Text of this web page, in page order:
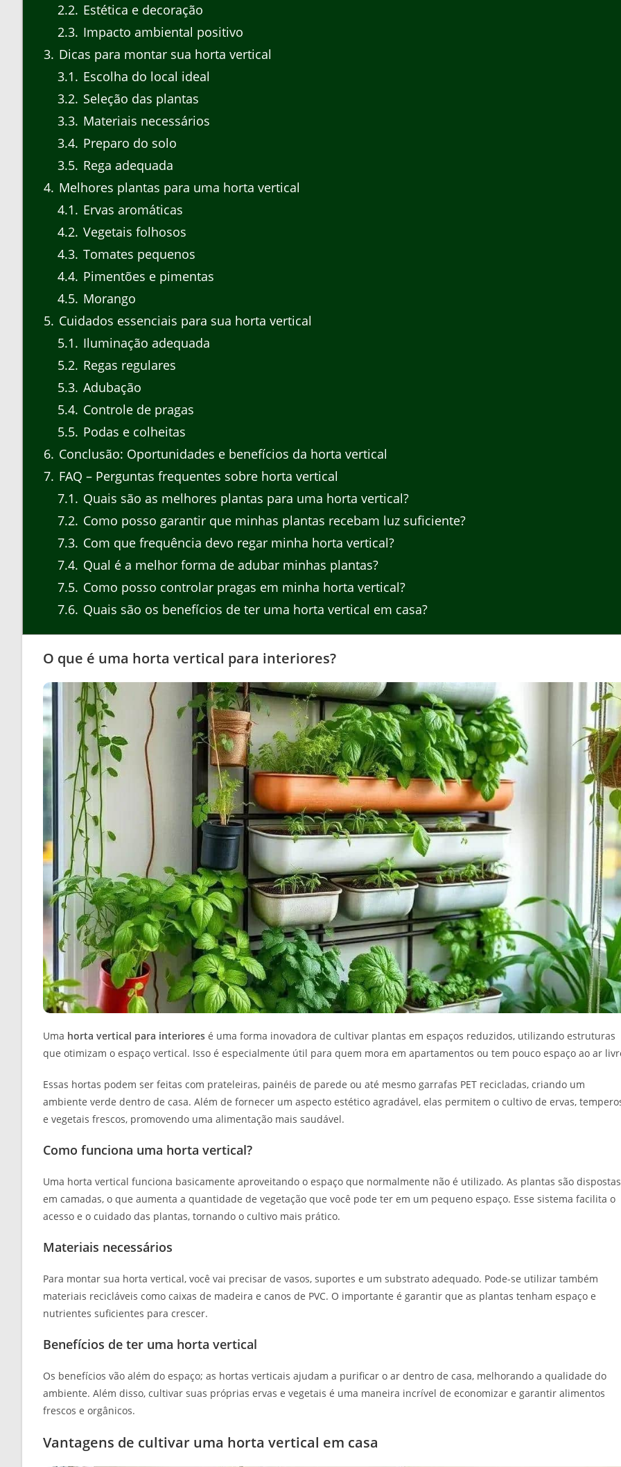
2.2 Estética e decoração
2.3 Impacto ambiental positivo
3 Dicas para montar sua horta vertical
3.1
Escolha do local ideal
3.2 Seleção das plantas
3.3 Materiais necessários
3.4 Preparo do solo
3.5 Rega adequada
4 Melhores plantas para uma horta vertical
4.1
Ervas aromáticas
4.2 Vegetais folhosos
4.3 Tomates pequenos
4.4 Pimentões e pimentas
4.5 Morango
5 Cuidados essenciais para sua horta vertical
5.1
Iluminação adequada
5.2 Regas regulares
5.3 Adubação
5.4 Controle de pragas
5.5 Podas e colheitas
6 Conclusão: Oportunidades e benefícios da horta vertical
7 FAQ – Perguntas frequentes sobre horta vertical
7.1
Quais são as melhores plantas para uma horta vertical?
7.2 Como posso garantir que minhas plantas recebam luz suficiente?
7.3 Com que frequência devo regar minha horta vertical?
7.4 Qual é a melhor forma de adubar minhas plantas?
7.5 Como posso controlar pragas em minha horta vertical?
7.6 Quais são os benefícios de ter uma horta vertical em casa?
O que é uma horta vertical para interiores?
Uma horta vertical para interiores é uma forma inovadora de cultivar plantas em espaços reduzidos, utilizando estruturas
que otimizam o espaço vertical. Isso é especialmente útil para quem mora em apartamentos ou tem pouco espaço ao ar
Essas hortas podem ser feitas com prateleiras, painéis de parede ou até mesmo garrafas PET recicladas, criando um
ambiente verde dentro de casa. Além de fornecer um aspecto estético agradável, elas permitem o cultivo de ervas,
e vegetais frescos, promovendo uma alimentação mais saudável.
Como funciona uma horta vertical?
Uma horta vertical funciona basicamente aproveitando o espaço que normalmente não é utilizado. As plantas são dispostas
em camadas, o que aumenta a quantidade de vegetação que você pode ter em um pequeno espaço. Esse sistema facilita o
acesso e o cuidado das plantas, tornando o cultivo mais prático.
Materiais necessários
Para montar sua horta vertical, você vai precisar de vasos, suportes e um substrato adequado. Pode-se utilizar também
materiais recicláveis como caixas de madeira e canos de PVC. O importante é garantir que as plantas tenham espaço e
nutrientes suficientes para crescer.
Benefícios de ter uma horta vertical
Os benefícios vão além do espaço; as hortas verticais ajudam a purificar o ar dentro de casa, melhorando a qualidade do
ambiente. Além disso, cultivar suas próprias ervas e vegetais é uma maneira incrível de economizar e garantir alimentos
frescos e orgânicos.
Vantagens de cultivar uma horta vertical em casa